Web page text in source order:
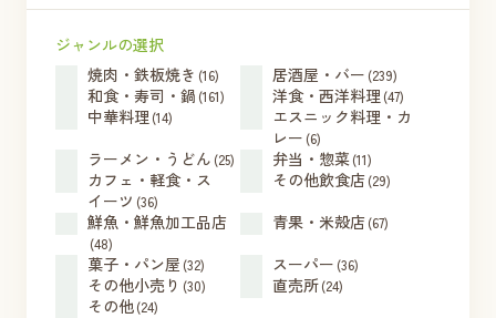
ジャンルの選択
焼肉・鉄板焼き (16) 居酒屋・バー (239)
和食・寿司・鍋 (161) 洋食・西洋料理 (47)
中華料理 (14)
エスニック料理・カ
レー (6)
ラーメン・うどん (25) 弁当・惣菜(11)
カフェ・軽食・ス
イーツ (36)
その他飲食店(29)
鮮魚・鮮魚加工品店
(48)
青果・米殻店(67)
菓子・パン屋 (32) スーパー (36)
その他小売り (30) 直売所(24)
その他(24)